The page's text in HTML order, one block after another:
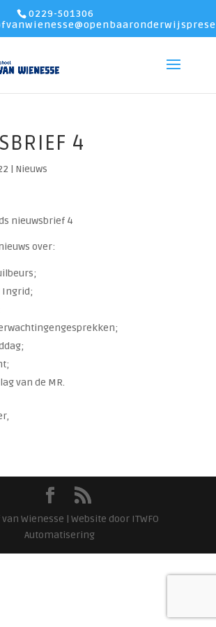
0229-501306
4
| Nieuws
nieuwsbrief 4
over:
Ingrid;
van de MR.
Wienesse | Website door ITWFO
Automatisering